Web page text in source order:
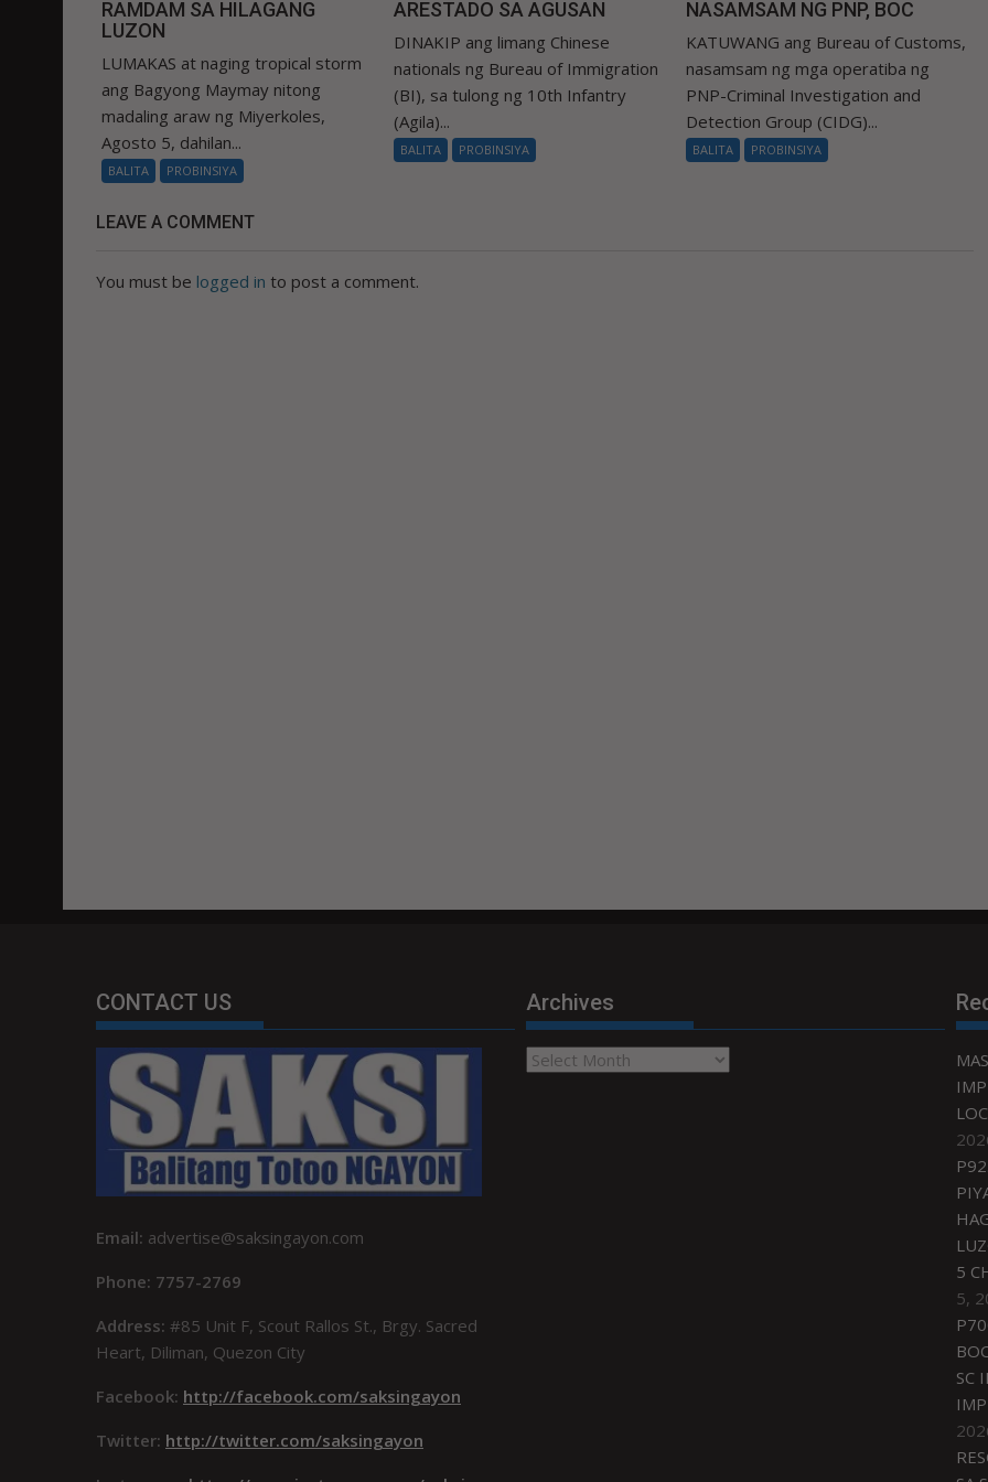
RAMDAM SA HILAGANG
LUZON
LUMAKAS at naging tropical storm
ang Bagyong Maymay nitong
madaling araw ng Miyerkoles,
Agosto 5, dahilan...
BALITA PROBINSIYA
ARESTADO SA AGUSAN
DINAKIP ang limang Chinese
nationals ng Bureau of Immigration
(BI), sa tulong ng 10th Infantry
(Agila)...
BALITA PROBINSIYA
NASAMSAM NG PNP, BOC
KATUWANG ang Bureau of Customs,
nasamsam ng mga operatiba ng
PNP-Criminal Investigation and
Detection Group (CIDG)...
BALITA PROBINSIYA
LEAVE A COMMENT
You must be logged in to post a comment.
CONTACT US
Email: advertise@saksingayon.com
Phone: 7757-2769
Address: #85 Unit F, Scout Rallos St., Brgy. Sacred
Heart, Diliman, Quezon City
Facebook: http://facebook.com/saksingayon
Twitter: http://twitter.com/saksingayon
Archives
Archives
5
5,
SC